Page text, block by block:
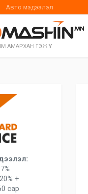
Авто мэдээлэл
АМАРХАН ГЭЖ ҮҮ
+
сар